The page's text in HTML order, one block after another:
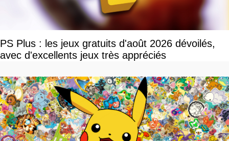
PS Plus : les jeux gratuits d'août 2026 dévoilés,
avec d'excellents jeux très appréciés